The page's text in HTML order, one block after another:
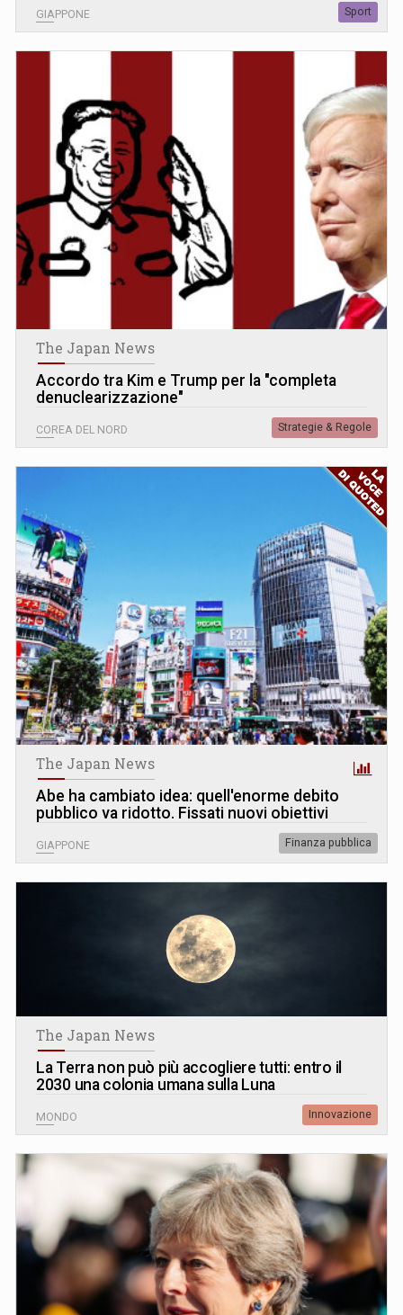
GIAPPONE Sport
The Japan News
Accordo tra Kim e Trump per la "completa
denuclearizzazione"
COREA DEL NORD Strategie & Regole
The Japan News
Abe ha cambiato idea: quell'enorme debito
pubblico va ridotto. Fissati nuovi obiettivi
GIAPPONE Finanza pubblica
The Japan News
La Terra non può più accogliere tutti: entro il
2030 una colonia umana sulla Luna
MONDO Innovazione